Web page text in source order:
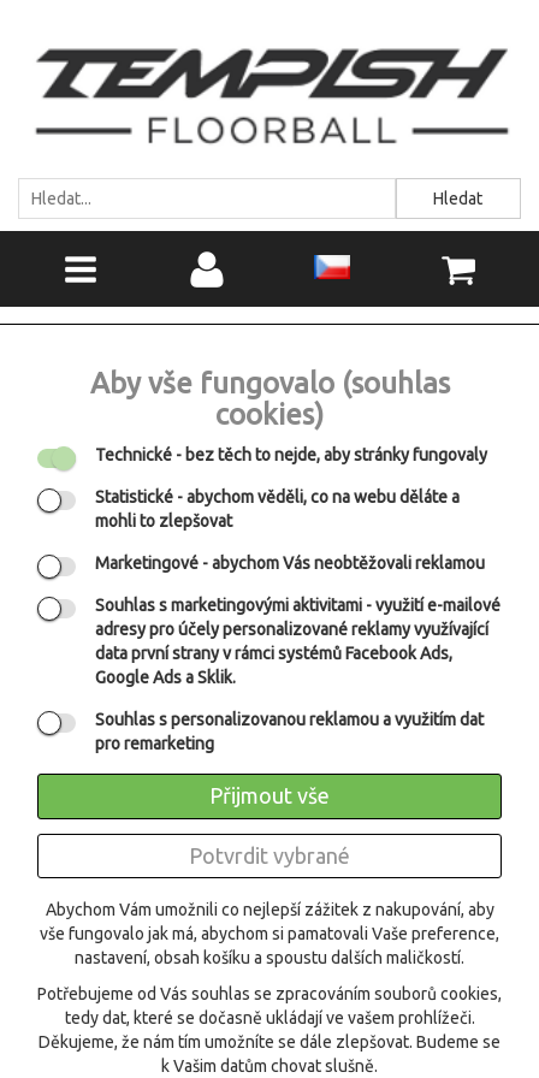
Aby vše fungovalo (souhlas
cookies)
Abychom Vám umožnili co nejlepší zážitek z nakupování, aby
vše fungovalo jak má, abychom si pamatovali Vaše preference,
nastavení, obsah košíku a spoustu dalších maličkostí.
Potřebujeme od Vás souhlas se zpracováním souborů cookies,
tedy dat, které se dočasně ukládají ve vašem prohlížeči.
Děkujeme, že nám tím umožníte se dále zlepšovat. Budeme se
k Vašim datům chovat slušně.
Technické - bez těch to nejde, aby stránky fungovaly
Statistické - abychom věděli, co na webu děláte a
mohli to zlepšovat
Marketingové - abychom Vás neobtěžovali reklamou
Souhlas s marketingovými aktivitami - využití e-mailové
adresy pro účely personalizované reklamy využívající
data první strany v rámci systémů Facebook Ads,
Google Ads a Sklik.
Souhlas s personalizovanou reklamou a využitím dat
pro remarketing
Potvrdit vybrané
Přijmout vše
Hledat
O FIRMĚ
NEWSLETTER
FACEBOOK
VÁŠ ASISTENT PRODEJE